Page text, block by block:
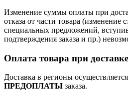
Изменение суммы оплаты при
отказа от части товара (изменение
специальных предложений,
подтверждения заказа и пр.)
Оплата товара при
Доставка в регионы
ПРЕДОПЛАТЫ заказа.